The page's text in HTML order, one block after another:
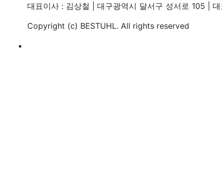
대표이사 : 김상철 | 대구광역시 달서구 성서로 105 |
Copyright (c) BESTUHL. All rights reserved